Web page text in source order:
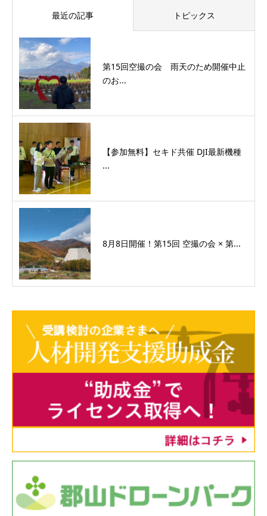
最近の記事 トピックス
第15回空撮の会 雨天のため開催中止
のお...
【参加無料】セキド共催 DJI最新機種
...
8月8日開催！第15回 空撮の会 × 第...